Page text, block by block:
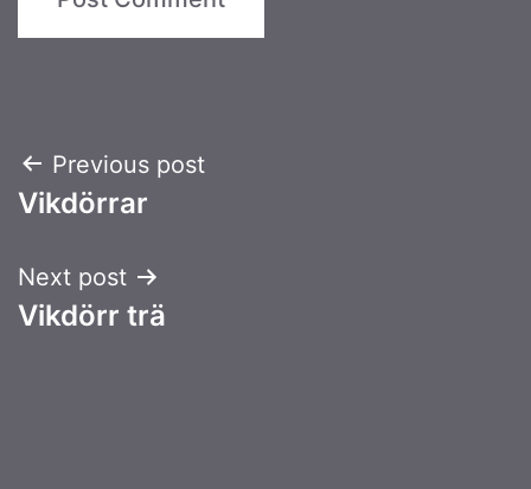
Post
navigation
Previous post
Vikdörrar
Next post
Vikdörr trä